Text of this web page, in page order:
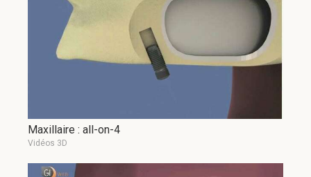
Maxillaire : all-on-4
Vidéos 3D